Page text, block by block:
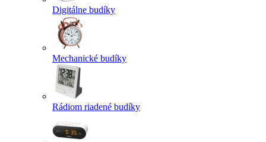
Digitálne budíky
Mechanické budíky
Rádiom riadené budíky